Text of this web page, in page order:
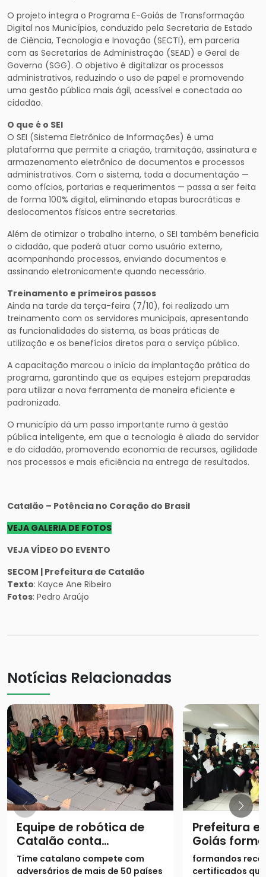
O projeto integra o Programa E-Goiás de Transformação
Digital nos Municípios, conduzido pela Secretaria de Estado
de Ciência, Tecnologia e Inovação (SECTI), em parceria
com as Secretarias de Administração (SEAD) e Geral de
Governo (SGG). O objetivo é digitalizar os processos
administrativos, reduzindo o uso de papel e promovendo
uma gestão pública mais ágil, acessível e conectada ao
cidadão.
O que é o SEI
O SEI (Sistema Eletrônico de Informações) é uma
plataforma que permite a criação, tramitação, assinatura e
armazenamento eletrônico de documentos e processos
administrativos. Com o sistema, toda a documentação —
como ofícios, portarias e requerimentos — passa a ser feita
de forma 100% digital, eliminando etapas burocráticas e
deslocamentos físicos entre secretarias.
Além de otimizar o trabalho interno, o SEI também beneficia
o cidadão, que poderá atuar como usuário externo,
acompanhando processos, enviando documentos e
assinando eletronicamente quando necessário.
Treinamento e primeiros passos
Ainda na tarde da terça-feira (7/10), foi realizado um
treinamento com os servidores municipais, apresentando
as funcionalidades do sistema, as boas práticas de
utilização e os benefícios diretos para o serviço público.
A capacitação marcou o início da implantação prática do
programa, garantindo que as equipes estejam preparadas
para utilizar a nova ferramenta de maneira eficiente e
padronizada.
O município dá um passo importante rumo à gestão
pública inteligente, em que a tecnologia é aliada do servidor
e do cidadão, promovendo economia de recursos, agilidade
nos processos e mais eficiência na entrega de resultados.
Catalão – Potência no Coração do Brasil
VEJA GALERIA DE FOTOS
VEJA VÍDEO DO EVENTO
SECOM | Prefeitura de Catalão
Texto: Kayce Ane Ribeiro
Fotos: Pedro Araújo
Notícias Relacionadas
Equipe de robótica de
Catalão conta
experiência de Mundial
Time catalano compete com
adversários de mais de 50 países
Prefeitura e
Goiás
do Curso
formandos
certificados